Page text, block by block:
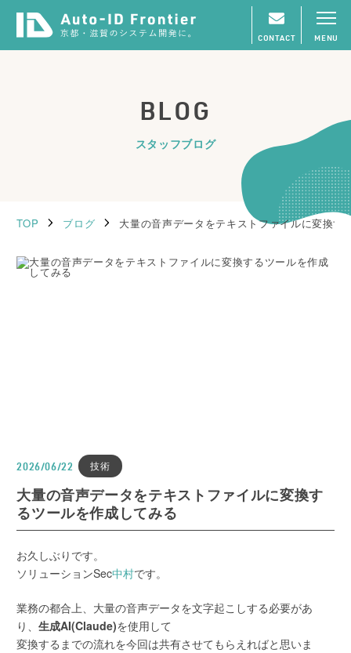
CONTACT MENU
BLOG
スタッフブログ
TOP ブログ 大量の音声データをテキストファイルに変換す
2026/06/22 技術
大量の音声データをテキストファイルに変換す
るツールを作成してみる
お久しぶりです。
ソリューションSec中村です。
業務の都合上、大量の音声データを文字起こしする必要があ
り、生成AI(Claude)を使用して
変換するまでの流れを今回は共有させてもらえればと思いま